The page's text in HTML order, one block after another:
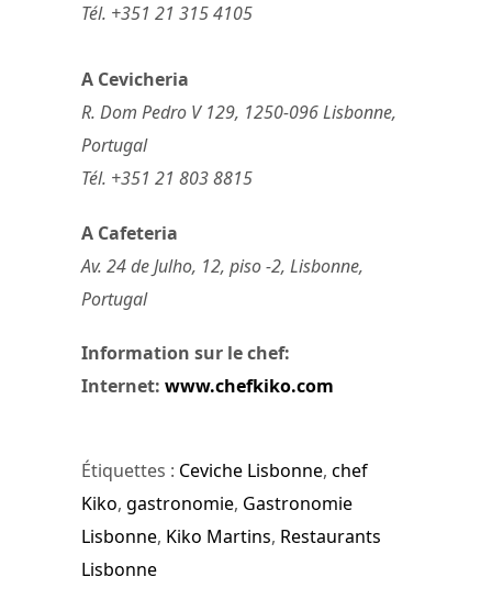
Tél. +351 21 315 4105
A Cevicheria
R. Dom Pedro V 129, 1250-096 Lisbonne,
Portugal
Tél. +351 21 803 8815
A Cafeteria
Av. 24 de Julho, 12, piso -2, Lisbonne,
Portugal
Information sur le chef:
Internet: www.chefkiko.com
Étiquettes : Ceviche Lisbonne, chef
Kiko, gastronomie, Gastronomie
Lisbonne, Kiko Martins, Restaurants
Lisbonne